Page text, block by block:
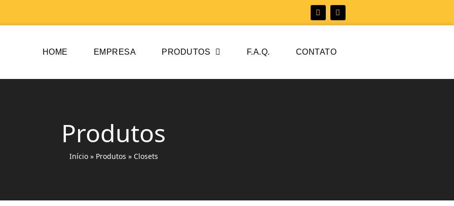
HOME EMPRESA PRODUTOS F.A.Q. CONTATO
Produtos
Início» Produtos » Closets